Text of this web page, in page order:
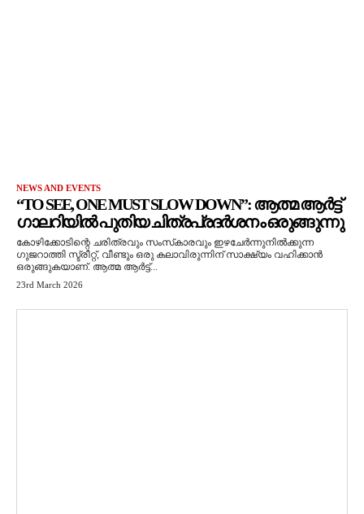
NEWS AND EVENTS
“TO SEE, ONE MUST SLOW DOWN”: ആത്മ ആർട്ട്
ഗാലറിയിൽ പുതിയ ചിത്രപ്രദർശനം ഒരുങ്ങുന്നു
കോഴിക്കോടിന്റെ ചരിത്രവും സംസ്‌കാരവും ഇഴചേർന്നുനിൽക്കുന്ന
ഗുജറാത്തി സ്ട്രീറ്റ്, വീണ്ടും ഒരു കലാവിരുന്നിന് സാക്ഷ്യം വഹിക്കാൻ
ഒരുങ്ങുകയാണ്. ആത്മ ആർട്ട്...
23rd March 2026